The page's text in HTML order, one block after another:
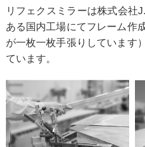
リフェクスミラーは株式会社
ある国内工場にてフレーム作
が一枚一枚手張りしています
ています。